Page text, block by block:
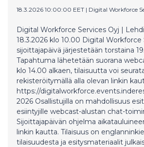
18.3.2026 10:00:00 EET | Digital Workforce
Digital Workforce Services Oyj |
18.3.2026 klo 10.00 Digital Workforce
sijoittajapäivä järjestetään torstaina
Tapahtuma lähetetään suorana
klo 14.00 alkaen, tilaisuutta voi
rekisteröitymällä alla olevan linkin
https://
2026 Osallistujilla on mahdollisuus
esiintyjille webcast-alustan chat-
Sijoittajapäivän ohjelma
linkin kautta. Tilaisuus on
tilaisuudesta ja esitysmateriaalit